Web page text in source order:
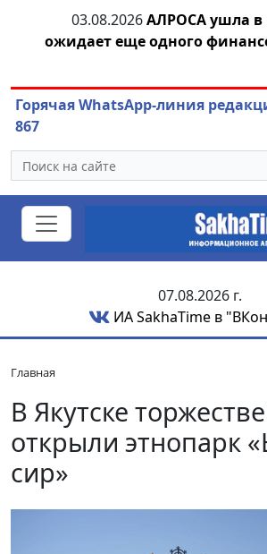
03.08.2026АЛРОСА ушла в
ожидает еще одного
Горячая WhatsApp-линия
867
07.08.2026 г.
ИА SakhaTime в
Главная
В Якутске
открыли этнопарк
сир»